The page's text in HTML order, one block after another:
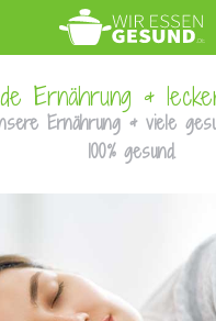
Ernährung &
Ernährung & viele
100% gesund.